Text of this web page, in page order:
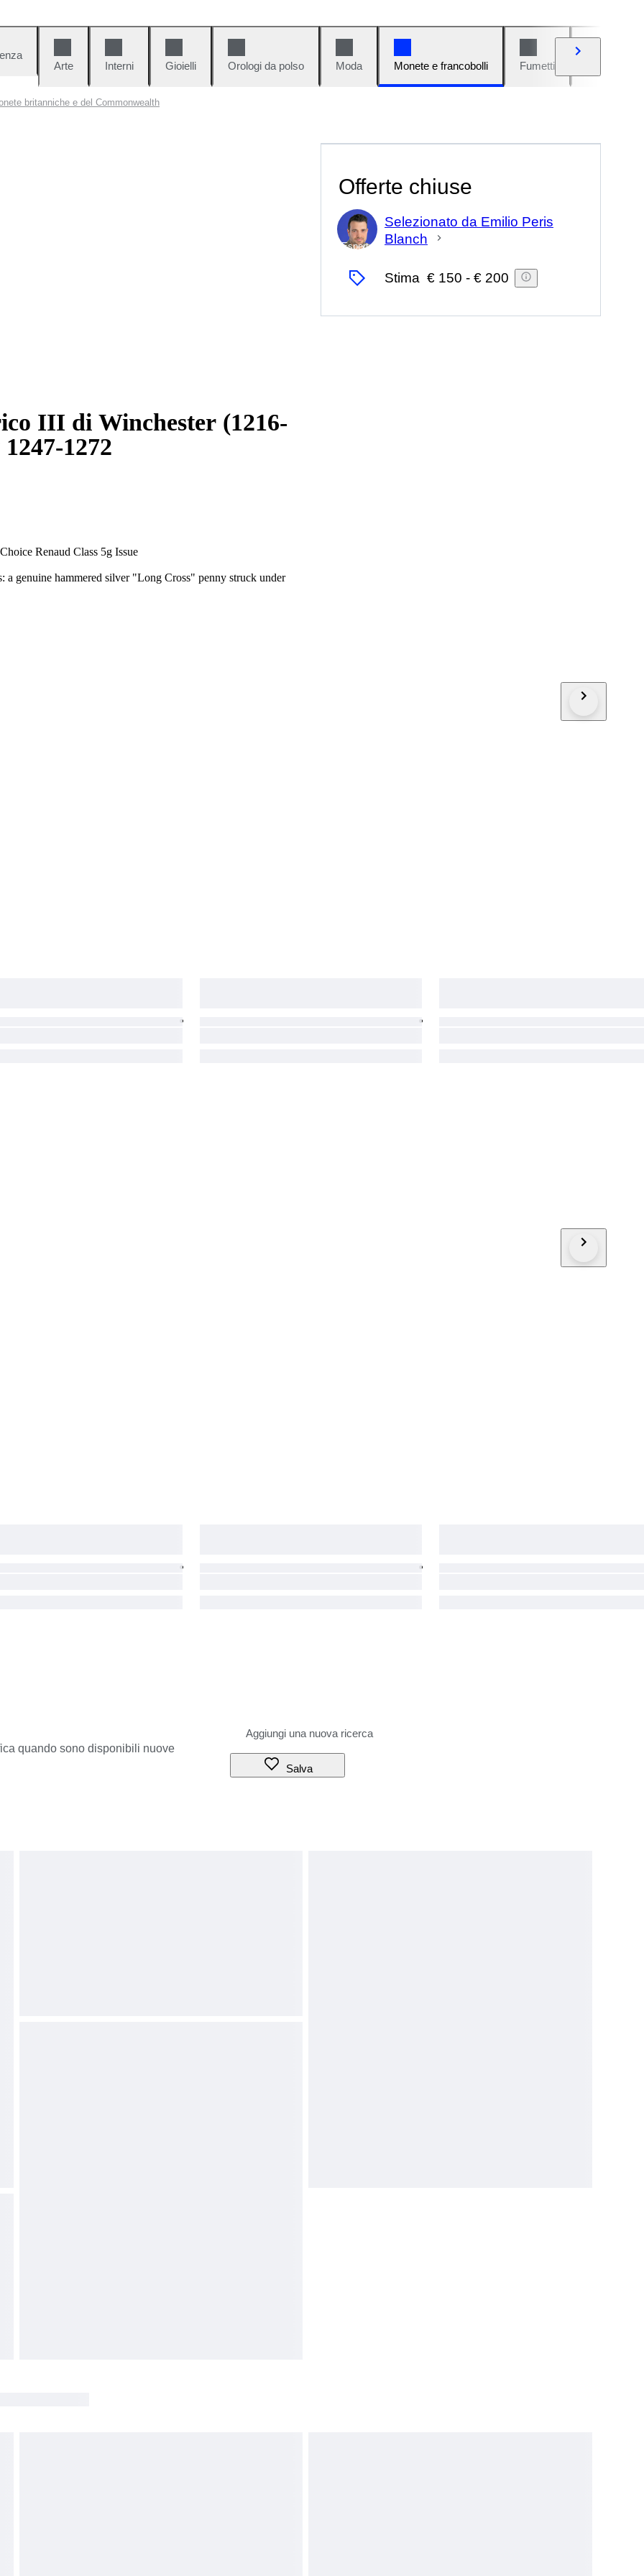
Arte
Interni Gioielli Orologi da polso Moda Monete e francobolli Fumetti
britanniche e del Commonwealth
III di Winchester (1216-
1272
Renaud Class 5g Issue
genuine hammered silver "Long Cross" penny struck under
Renaud.
a beautifully clear moneyer and mint legend that reads
provenance, originating from the "Cabinet of a Distinguished
Offerte chiuse
Esperto
Selezionato da Emilio Peris
Blanch
Stima € 150 - € 200
quando sono disponibili nuove
Salva